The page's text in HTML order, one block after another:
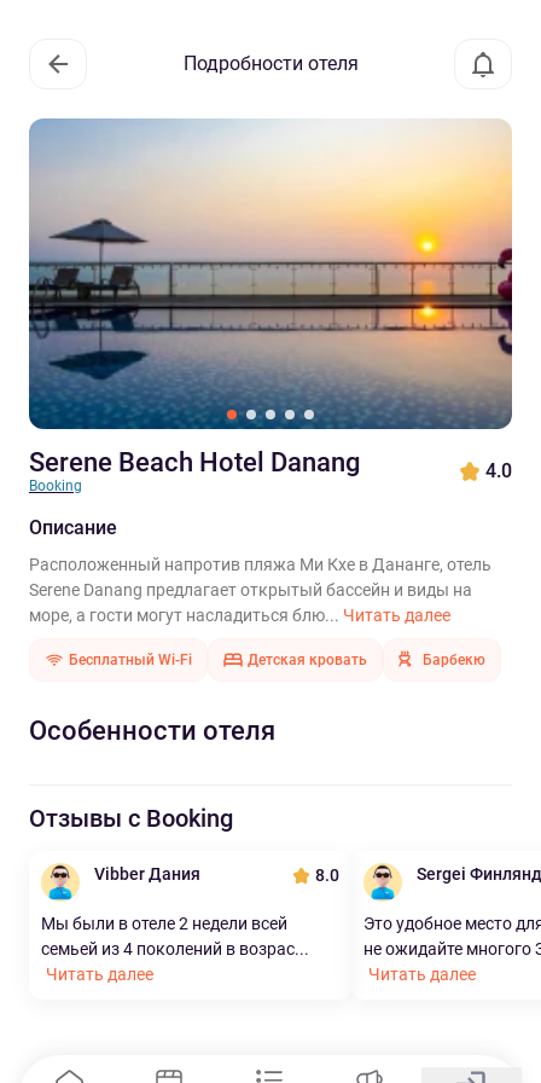
Подробности отеля
Serene Beach Hotel Danang
Booking
4.0
Описание
Расположенный напротив пляжа Ми Кхе в Дананге, отель
Serene Danang предлагает открытый бассейн и виды на
море, а гости могут насладиться блю... Читать далее
Бесплатный Wi-Fi Детская кровать Барбекю
Особенности отеля
Отзывы с Booking
Vibber Дания 8.0
Мы были в отеле 2 недели всей
семьей из 4 поколений в возрас...
Читать далее
Sergei
Это удобное место
не ожидайте многого
Читать далее